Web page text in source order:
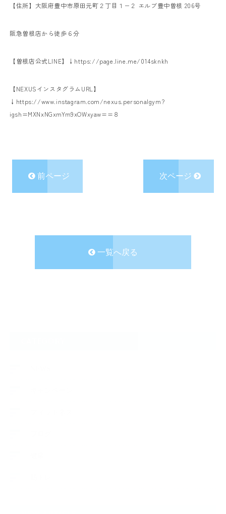
【住所】大阪府豊中市原田元町２丁目１−２ エルブ豊中曽根 206号
阪急曽根店から徒歩６分
【曽根店公式LINE】↓ https://page.line.me/014sknkh
【NEXUSインスタグラムURL】
↓ https://www.instagram.com/nexus.personalgym?
igsh=MXNxNGxmYm9xOWxyaw==８
前ページ 次ページ
一覧へ戻る